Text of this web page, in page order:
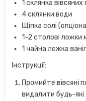
1 склянка вівсяних
4 склянки води
Щіпка солі
1-2 столові ложки
1 чайна ложка
Інструкції:
Промийте вівсяні
видалити будь-